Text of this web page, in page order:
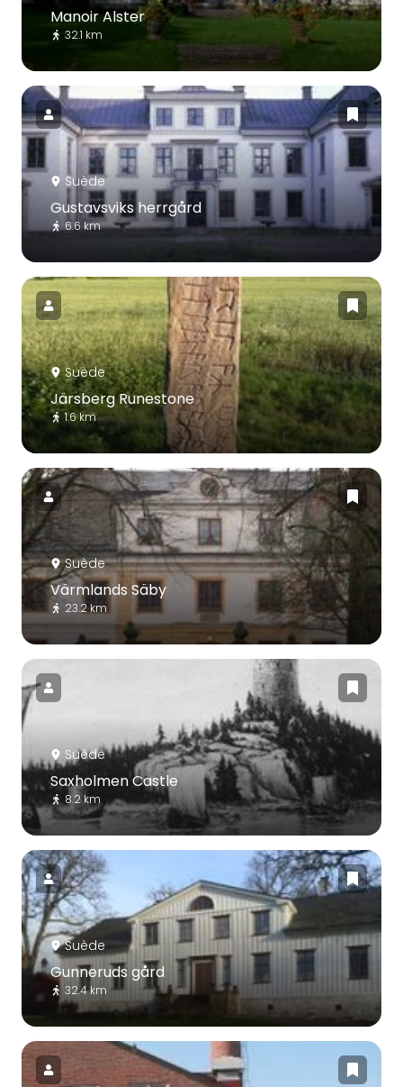
Manoir Alster
32.1 km
Suède
Gustavsviks herrgård
6.6 km
Suède
Järsberg Runestone
1.6 km
Suède
Värmlands Säby
23.2 km
Suède
Saxholmen Castle
8.2 km
Suède
Gunneruds gård
32.4 km